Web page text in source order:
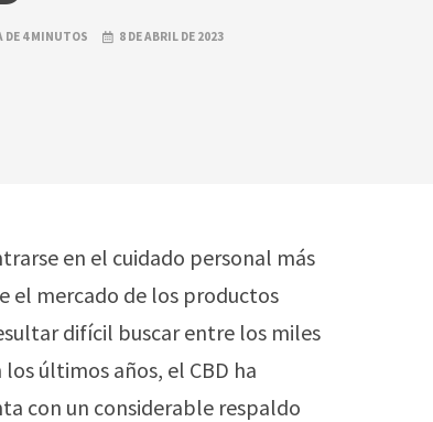
DE 4 MINUTOS 8 DE ABRIL DE 2023
en el cuidado personal más
el mercado de los productos
difícil buscar entre los miles
últimos años, el CBD ha
con un considerable respaldo